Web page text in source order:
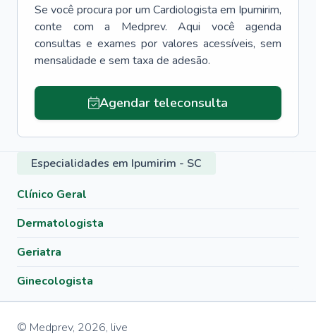
Se você procura por um Cardiologista em Ipumirim,
conte com a Medprev. Aqui você agenda
consultas e exames por valores acessíveis, sem
mensalidade e sem taxa de adesão.
Agendar teleconsulta
Especialidades em Ipumirim - SC
Clínico Geral
Dermatologista
Geriatra
Ginecologista
© Medprev, 2026, live